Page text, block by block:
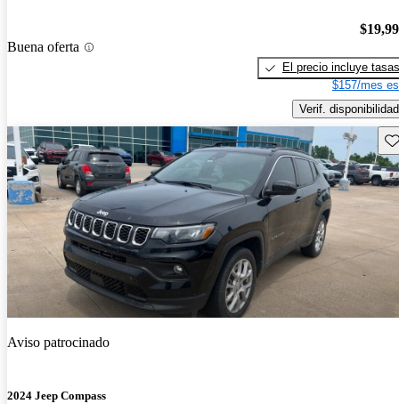
Buena oferta
El precio incluye tasas
$157/mes
Verif. disponibilidad
Aviso patrocinado
2024 Jeep Compass